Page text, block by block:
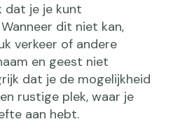
dat je je kunt
dit niet kan,
verkeer of andere
en geest niet
dat je de mogelijkheid
rustige plek, waar je
aan hebt.